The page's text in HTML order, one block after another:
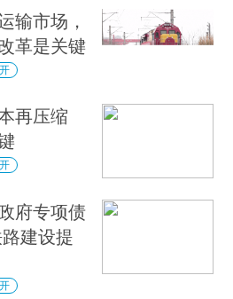
输市场，
革是关键
再压缩
府专项债
建设提